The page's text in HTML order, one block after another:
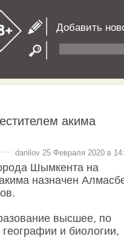
Добавить
акима
danilov 25 Февраля 2020 в
Шымкента на
назначен
высшее, по
и биологии,